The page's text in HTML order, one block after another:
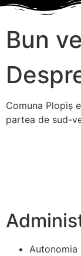
Bun
Comuna Plopiș
partea de sud-